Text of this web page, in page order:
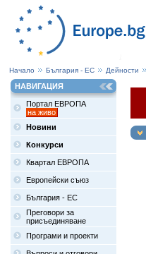
Начало България - ЕС Дейности
НАВИГАЦИЯ
Портал ЕВРОПА
на живо
Новини
Конкурси
Квартал ЕВРОПА
Европейски съюз
България - ЕС
Преговори за
присъединяване
Програми и проекти